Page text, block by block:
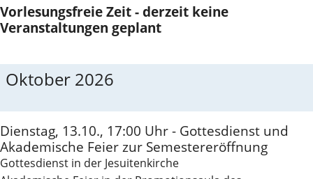
Vorlesungsfreie Zeit - derzeit keine
Veranstaltungen geplant
Oktober 2026
Dienstag, 13.10., 17:00 Uhr - Gottesdienst und
Akademische Feier zur Semestereröffnung
Gottesdienst in der Jesuitenkirche